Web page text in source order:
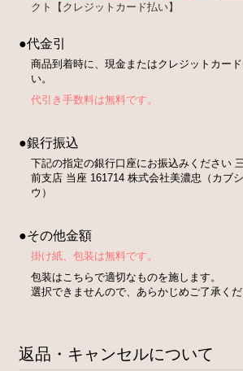
クト【クレジットカード払い】
●代金引
商品到着時に、現金またはクレジットカー
い。
代引き手数料は無料です。
●銀行振込
下記の指定の銀行口座にお振込みください
前支店 当座 161714 株式会社美濃忠（カブ
ウ）
●その他金額
掛け紙、包装は無料です。
包装はこちらで適切なものを施します。
選択できませんので、あらかじめご了承くだ
返品・キャンセルについて